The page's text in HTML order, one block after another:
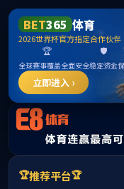
******
yl7703永
首页